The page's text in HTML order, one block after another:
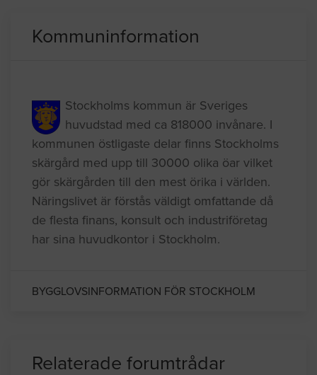
Kommuninformation
Stockholms kommun är Sveriges
huvudstad med ca 818000 invånare. I
kommunen östligaste delar finns Stockholms
skärgård med upp till 30000 olika öar vilket
gör skärgården till den mest örika i världen.
har sina huvudkontor i Stockholm.